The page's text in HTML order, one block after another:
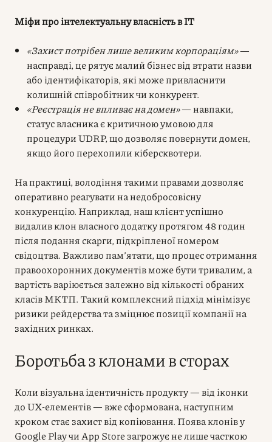
Міфи про інтелектуальну власність в IT
«Захист потрібен лише великим корпораціям»—
насправді, це рятує малий бізнес від втрати назви
або ідентифікаторів, які може привласнити
колишній співробітник чи конкурент.
«Реєстрація не впливає на домен»— навпаки,
статус власника є критичною умовою для
процедури UDRP, що дозволяє повернути домен,
якщо його перехопили кіберсквотери.
На практиці, володіння такими правами дозволяє
оперативно реагувати на недобросовісну
конкуренцію. Наприклад, наш клієнт успішно
видалив клон власного додатку протягом 48 годин
після подання скарги, підкріпленої номером
свідоцтва. Важливо пам’ятати, що процес отримання
правоохоронних документів може бути тривалим, а
вартість варіюється залежно від кількості обраних
класів МКТП. Такий комплексний підхід мінімізує
ризики рейдерства та зміцнює позиції компанії на
західних ринках.
Боротьба з клонами в сторах
Коли візуальна ідентичність продукту — від іконки
до UX-елементів — вже сформована, наступним
кроком стає захист від копіювання. Поява клонів у
Google Play чи App Store загрожує не лише часткою